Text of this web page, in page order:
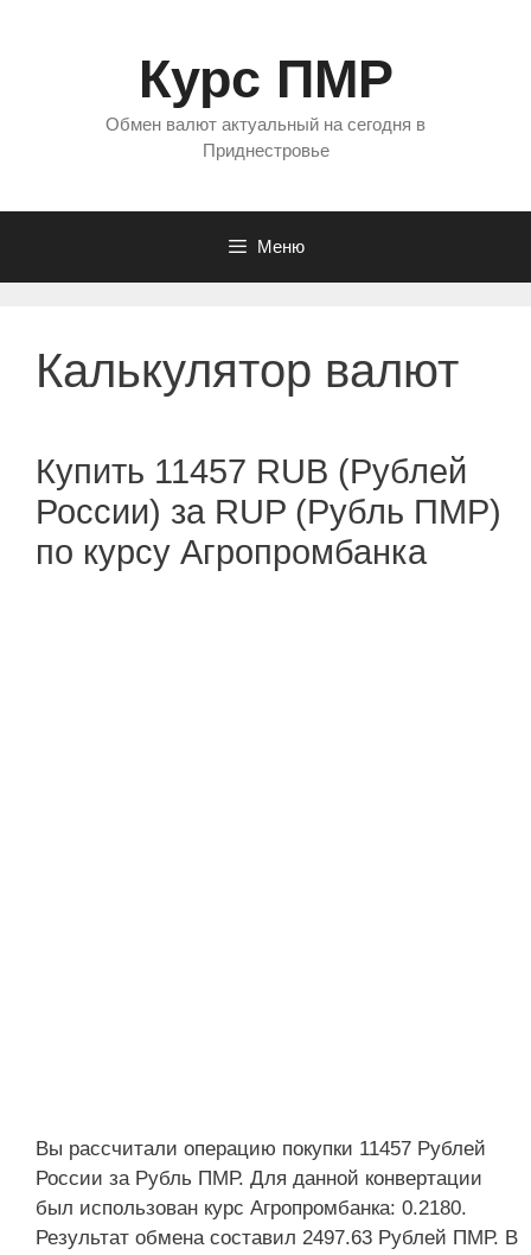
Курс ПМР
Обмен валют актуальный на сегодня в
Приднестровье
Меню
Калькулятор валют
Купить 11457 RUB (Рублей
России) за RUP (Рубль ПМР)
по курсу Агропромбанка
Вы рассчитали операцию покупки 11457 Рублей
России за Рубль ПМР. Для данной конвертации
был использован курс Агропромбанка: 0.2180.
Результат обмена составил 2497.63 Рублей ПМР. В